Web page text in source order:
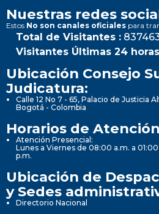
Nuestras redes
Estos No son canales oficiales para
Total de Visitantes :
Visitantes Últimas 24
Ubicación Consejo
Judicatura:
Calle 12 No 7 - 65, Palacio de Justicia
Bogotá - Colombia
Horarios de
Atención Presencial:
Lunes a Viernes de 08:00 a.m. a
p.m.
Ubicación de
y Sedes
Directorio Nacional